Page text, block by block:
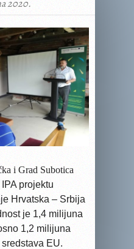
2020.
i Grad Subotica
IPA projektu
Hrvatska – Srbija
je 1,4 milijuna
1,2 milijuna
EU.